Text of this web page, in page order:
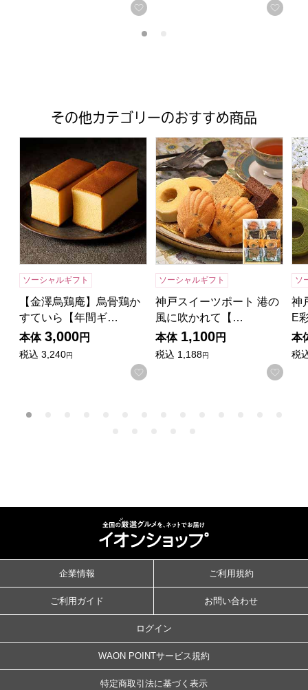
お気に入りに登録する お気
その他カテゴリーのおすすめ商品
【金澤烏鶏庵】烏骨鶏かすていら【年間ギフト】
ソーシャルギフト
【金澤烏鶏庵】烏骨鶏か
すていら【年間ギ…
本体 3,000円
税込 3,240円
お気に入りに登録する
神戸スイーツポート 港の風に
ソーシャルギフト
神戸スイーツポート 港の
風に吹かれて【…
本体 1,100円
税込 1,188円
お気
神
ソ
神
E
本
税
企業情報 ご利用規約
ご利用ガイド お問い合わせ
ログイン
WAON POINTサービス規約
特定商取引法に基づく表示